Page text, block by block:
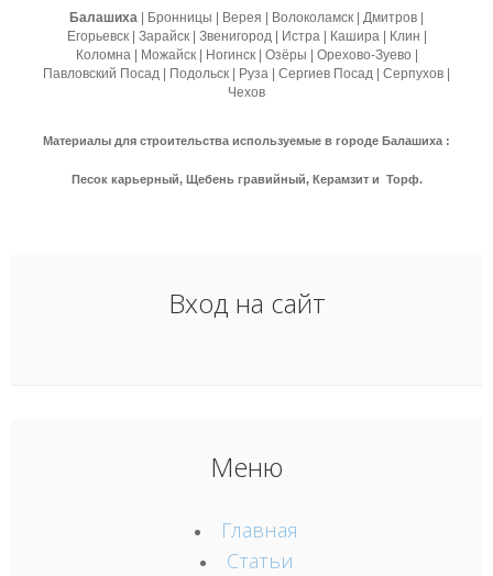
Балашиха | Бронницы | Верея | Волоколамск | Дмитров |
Егорьевск | Зарайск | Звенигород | Истра | Кашира | Клин |
Коломна | Можайск | Ногинск | Озёры | Орехово-Зуево |
Павловский Посад | Подольск | Руза | Сергиев Посад | Серпухов |
Чехов
Материалы для строительства используемые в городе Балашиха :
Песок карьерный, Щебень гравийный, Керамзит и Торф.
Вход на сайт
Меню
Главная
Статьи